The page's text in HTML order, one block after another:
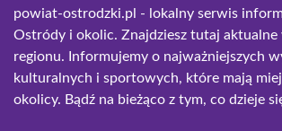
powiat-ostrodzki.pl - lokalny serwis
Ostródy i okolic. Znajdziesz tutaj aktualne
regionu. Informujemy o najważniejszych
kulturalnych i sportowych, które mają
okolicy. Bądź na bieżąco z tym, co dzieje